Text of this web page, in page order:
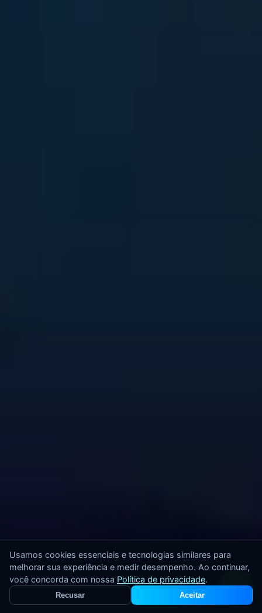
Usamos cookies essenciais e tecnologias similares para
melhorar sua experiência e medir desempenho. Ao continuar,
você concorda com nossa Política de privacidade.
Recusar Aceitar